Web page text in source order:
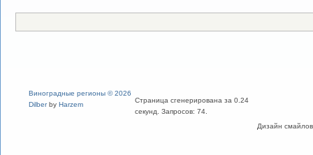
Дизайн
Виноградные регионы © 2026
Dilberby Harzem
Страница сгенерирована за 0.24
секунд. Запросов: 74.